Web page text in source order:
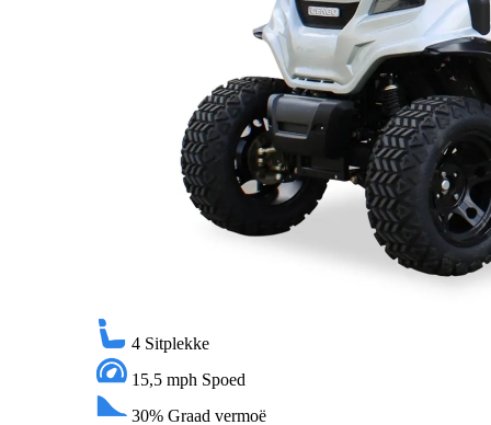
4 Sitplekke
15,5 mph Spoed
30% Graad vermoë